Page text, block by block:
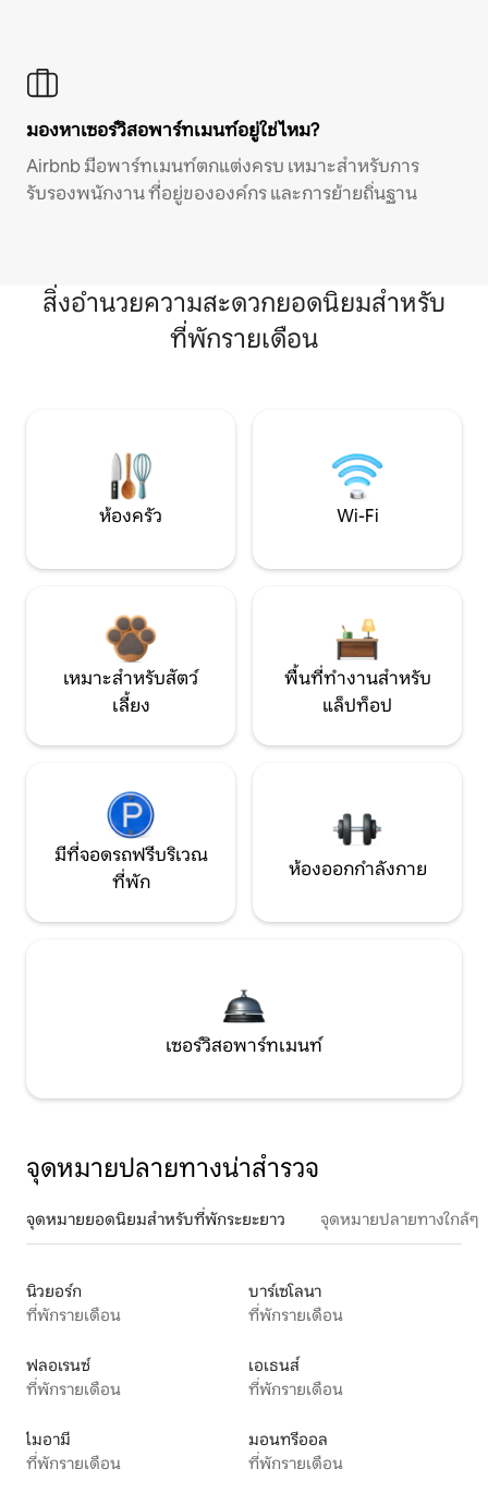
มองหาเซอร์วิสอพาร์ทเมนท์อยู่ใช่ไหม?
Airbnb มีอพาร์ทเมนท์ตกแต่งครบ เหมาะสำหรับการ
รับรองพนักงาน ที่อยู่ขององค์กร และการย้ายถิ่นฐาน
สิ่งอำนวยความสะดวกยอดนิยมสำหรับ
ที่พักรายเดือน
ห้องครัว Wi-Fi
เหมาะสำหรับสัตว์
เลี้ยง
พื้นที่ทำงานสำหรับ
แล็ปท็อป
มีที่จอดรถฟรีบริเวณ
ที่พัก
ห้องออกกำลังกาย
เซอร์วิสอพาร์ทเมนท์
จุดหมายปลายทางน่าสำรวจ
จุดหมายยอดนิยมสำหรับที่พักระยะยาว จุดหมายปลายทางใกล้ๆ
นิวยอร์ก
ที่พักรายเดือน
บาร์เซโลนา
ที่พักรายเดือน
ฟลอเรนซ์
ที่พักรายเดือน
เอเธนส์
ที่พักรายเดือน
ไมอามี
ที่พักรายเดือน
มอนทรีออล
ที่พักรายเดือน